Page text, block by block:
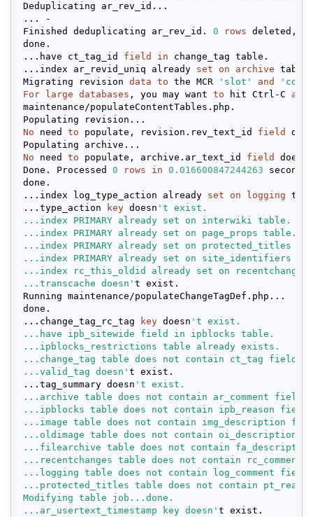
Deduplicating ar_rev_id...
... -
Finished deduplicating ar_rev_id. 0 rows deleted,
done.
...have ct_tag_id field in change_tag table.
...index ar_revid_uniq already set on archive table.
Migrating revision data to the MCR 'slot' and
For
large databases , you may want to hit Ctrl-C and
maintenance/populateContentTables.php.
No need to populate, revision.rev_text_id field
No need to populate, archive.ar_text_id field does
Done. Processed 0 rows in 0.016600847244263 seconds
done.
...index log_type_action already set on logging
...type_action
key doesn 't exist.
...index PRIMARY already set on interwiki table.
...index PRIMARY already set on page_props table.
...index PRIMARY already set on protected_titles
...index PRIMARY already set on site_identifiers
...index rc_this_oldid already set on
...transcache doesn' t exist.
Running maintenance/populateChangeTagDef.php...
done.
...change_tag_rc_tag
key doesn 't exist.
...have ipb_sitewide field in ipblocks table.
...ipblocks_restrictions table already exists.
...change_tag table does not contain ct_tag field.
...valid_tag doesn' t exist.
...tag_summary doesn 't exist.
...archive table does not contain ar_comment field.
...ipblocks table does not contain ipb_reason field.
...image table does not contain img_description
...oldimage table does not contain oi_description
...filearchive table does not contain
...recentchanges table does not contain
...logging table does not contain log_comment field.
...protected_titles table does not contain
Modifying table job...done.
...ar_usertext_timestamp key doesn' t exist.